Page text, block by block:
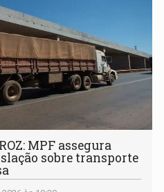
MPF assegura
sobre transporte